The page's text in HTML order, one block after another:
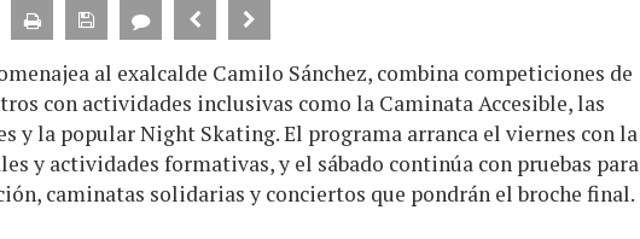
al exalcalde Camilo Sánchez, combina competiciones de
con actividades inclusivas como la Caminata Accesible, las
y la popular Night Skating. El programa arranca el viernes con la
y actividades formativas, y el sábado continúa con pruebas para
caminatas solidarias y conciertos que pondrán el broche final.